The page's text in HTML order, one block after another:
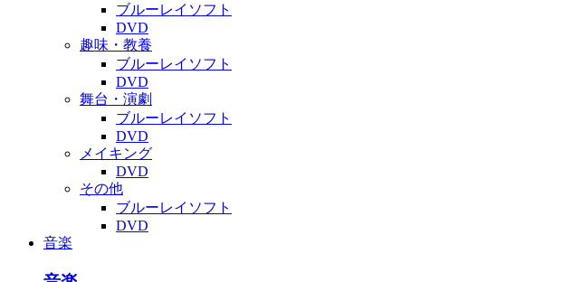
ブルーレイソフト
DVD
趣味・教養
ブルーレイソフト
DVD
舞台・演劇
ブルーレイソフト
DVD
メイキング
DVD
その他
ブルーレイソフト
DVD
音楽